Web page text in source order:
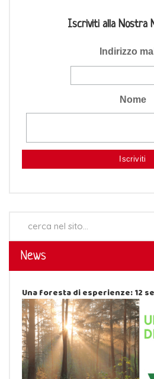
Iscriviti alla Nostra
Indirizzo
Nome
News
Una foresta di esperienze: 12